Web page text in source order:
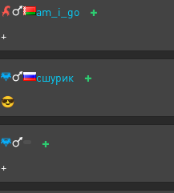
am_i_go +
+
сшурик +
😎
+
+